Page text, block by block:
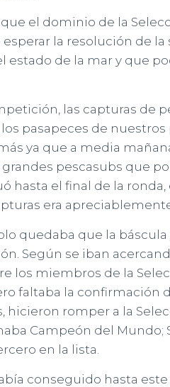
el dominio de la
la resolución de la
estado de la mar y que
las capturas de
pasapeces de
ya que a media
pescasubs que
hasta el final de la
era
quedaba que la
Según se iban
los miembros de la
faltaba la confirmación
hicieron romper a la
Campeón del Mundo;
en la lista.
conseguido hasta